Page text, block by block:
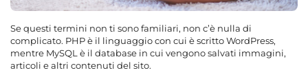
Se questi termini non ti sono familiari, non c’è nulla di
complicato. PHP è il linguaggio con cui è scritto WordPress,
mentre MySQL è il database in cui vengono salvati immagini,
articoli e altri contenuti del sito.